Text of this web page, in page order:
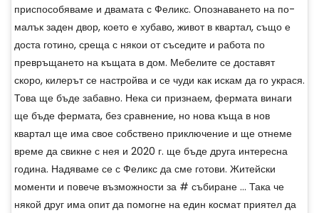
приспособяваме и двамата с Феликс. Опознаването на по-
малък заден двор, което е хубаво, живот в квартал, също е
доста готино, среща с някои от съседите и работа по
превръщането на къщата в дом. Мебелите се доставят
скоро, килерът се настройва и се чуди как искам да го украся.
Това ще бъде забавно. Нека си признаем, фермата винаги
ще бъде фермата, без сравнение, но нова къща в нов
квартал ще има свое собствено приключение и ще отнеме
време да свикне с нея и 2020 г. ще бъде друга интересна
година. Надяваме се с Феликс да сме готови. Житейски
моменти и повече възможности за # събиране ... Така че
някой друг има опит да помогне на един космат приятел да